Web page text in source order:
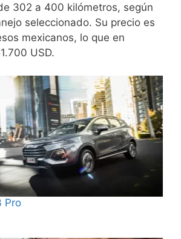
302 a 400 kilómetros, según
seleccionado. Su precio es
mexicanos, lo que en
USD.
Pro